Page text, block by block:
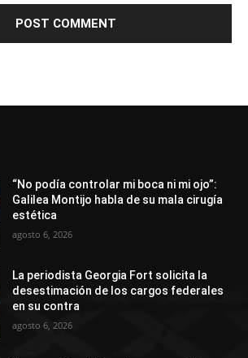
“No podía controlar mi boca ni mi ojo”:
Galilea Montijo habla de su mala cirugía
estética
agosto 6, 2026
La periodista Georgia Fort solicita la
desestimación de los cargos federales
en su contra
agosto 6, 2026